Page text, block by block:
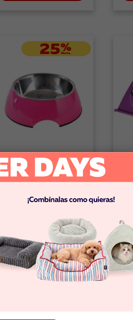
Mascan
Plato Redondo Fucsia
$14.992
Comprar